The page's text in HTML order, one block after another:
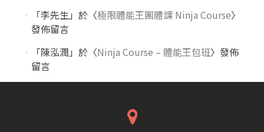
「李先生」於〈極限體能王團體課 Ninja Course〉
發佈留言
「陳泓潤 」於〈Ninja Course – 體能王包班〉發佈
留言